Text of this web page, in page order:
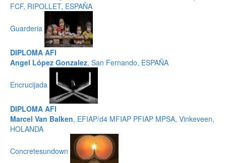
FCF, RIPOLLET, ESPAÑA
Guarderia
DIPLOMA AFI
Angel López Gonzalez, San Fernando, ESPAÑA
Encrucijada
DIPLOMA AFI
Marcel Van Balken, EFIAP/d4 MFIAP PFIAP MPSA, Vinkeveen,
HOLANDA
Concretesundown